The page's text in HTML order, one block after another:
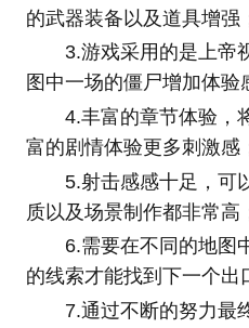
的武器装备以及道具增强
3.游戏采用的是上帝
图中一场的僵尸增加体验
4.丰富的章节体验，
富的剧情体验更多刺激感
5.射击感感十足，可
质以及场景制作都非常高
6.需要在不同的地图
的线索才能找到下一个出
7.通过不断的努力最